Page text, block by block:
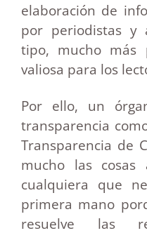
elaboración de
por periodistas y
tipo, mucho más
valiosa para los
Por ello, un
transparencia
Transparencia de
mucho las
cualquiera que
primera mano
resuelve las